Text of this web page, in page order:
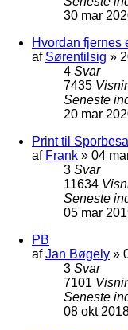
30 mar
Hvordan fjernes
af Sørentilsig »
4 Svar
7435
Seneste
20 mar
Print til
af Frank » 04
3 Svar
11634
Seneste
05 mar
PB
afJan Bøgely »
3 Svar
7101
Seneste
08 okt